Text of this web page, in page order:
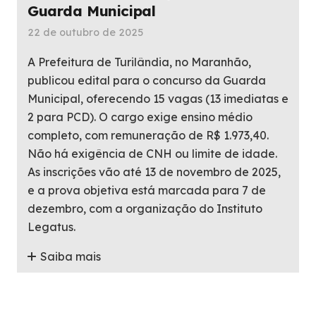
Guarda Municipal
22 de outubro de 2025
A Prefeitura de Turilândia, no Maranhão,
publicou edital para o concurso da Guarda
Municipal, oferecendo 15 vagas (13 imediatas e
2 para PCD). O cargo exige ensino médio
completo, com remuneração de R$ 1.973,40.
Não há exigência de CNH ou limite de idade.
As inscrições vão até 13 de novembro de 2025,
e a prova objetiva está marcada para 7 de
dezembro, com a organização do Instituto
Legatus.
Saiba mais